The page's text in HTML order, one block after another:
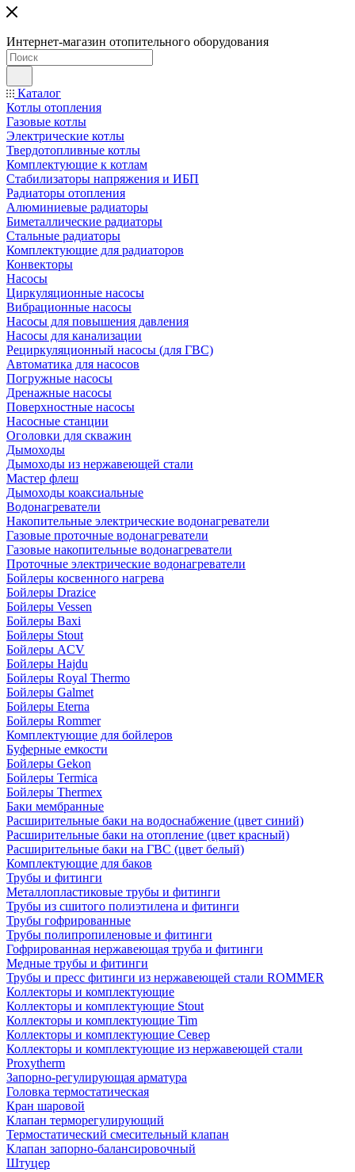
Интернет-магазин отопительного оборудования
Каталог
Котлы отопления
Газовые котлы
Электрические котлы
Твердотопливные котлы
Комплектующие к котлам
Стабилизаторы напряжения и ИБП
Радиаторы отопления
Алюминиевые радиаторы
Биметаллические радиаторы
Стальные радиаторы
Комплектующие для радиаторов
Конвекторы
Насосы
Циркуляционные насосы
Вибрационные насосы
Насосы для повышения давления
Насосы для канализации
Рециркуляционный насосы (для ГВС)
Автоматика для насосов
Погружные насосы
Дренажные насосы
Поверхностные насосы
Насосные станции
Оголовки для скважин
Дымоходы
Дымоходы из нержавеющей стали
Мастер флеш
Дымоходы коаксиальные
Водонагреватели
Накопительные электрические водонагреватели
Газовые проточные водонагреватели
Газовые накопительные водонагреватели
Проточные электрические водонагреватели
Бойлеры косвенного нагрева
Бойлеры Drazice
Бойлеры Vessen
Бойлеры Baxi
Бойлеры Stout
Бойлеры ACV
Бойлеры Hajdu
Бойлеры Royal Thermo
Бойлеры Galmet
Бойлеры Eterna
Бойлеры Rommer
Комплектующие для бойлеров
Буферные емкости
Бойлеры Gekon
Бойлеры Termica
Бойлеры Thermex
Баки мембранные
Расширительные баки на водоснабжение (цвет синий)
Расширительные баки на отопление (цвет красный)
Расширительные баки на ГВС (цвет белый)
Комплектующие для баков
Трубы и фитинги
Металлопластиковые трубы и фитинги
Трубы из сшитого полиэтилена и фитинги
Трубы гофрированные
Трубы полипропиленовые и фитинги
Гофрированная нержавеющая труба и фитинги
Медные трубы и фитинги
Трубы и пресс фитинги из нержавеющей стали ROMMER
Коллекторы и комплектующие
Коллекторы и комплектующие Stout
Коллекторы и комплектующие Tim
Коллекторы и комплектующие Север
Коллекторы и комплектующие из нержавеющей стали
Proxytherm
Запорно-регулирующая арматура
Головка термостатическая
Кран шаровой
Клапан терморегулирующий
Термостатический смесительный клапан
Клапан запорно-балансировочный
Штуцер